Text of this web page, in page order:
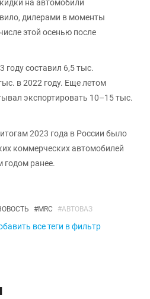
на автомобили
дилерами в моменты
этой осенью после
году составил 6,5 тыс.
в 2022 году. Еще летом
экспортировать 10–15 тыс.
итогам 2023 года в России было
коммерческих автомобилей
годом ранее.
#MRC #АВТОВАЗ
все теги в фильтр